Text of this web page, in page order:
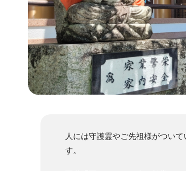
人には守護霊やご先祖様がつい
す。